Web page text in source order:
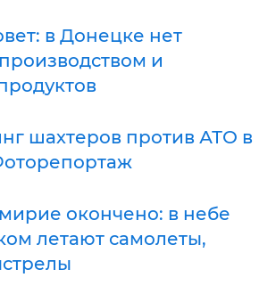
в Донецке нет
и
шахтеров против АТО в
окончено: в небе
летают самолеты,